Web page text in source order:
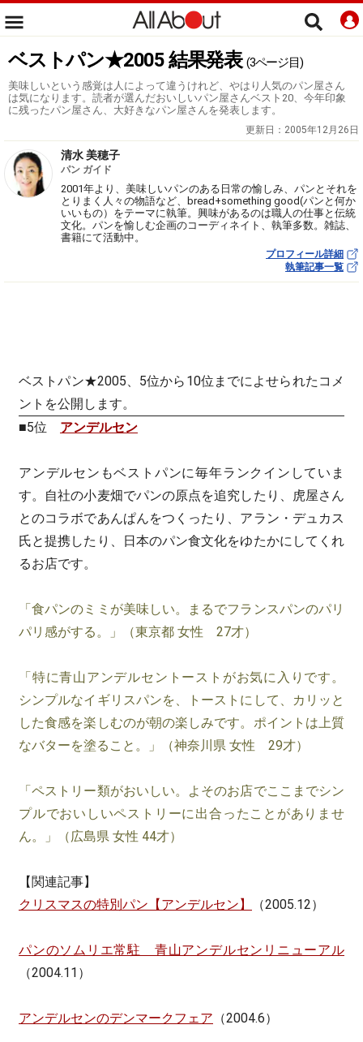
ベストパン★2005 結果発表 (3ページ目)
美味しいという感覚は人によって違うけれど、やはり人気のパン屋さん
は気になります。読者が選んだおいしいパン屋さんベスト20、今年印象
に残ったパン屋さん、大好きなパン屋さんを発表します。
更新日： 2005年12月26日
清水 美穂子
パン ガイド
2001年より、美味しいパンのある日常の愉しみ、パンとそれを
とりまく人々の物語など、bread+something good(パンと何か
いいもの）をテーマに執筆。興味があるのは職人の仕事と伝統
文化。パンを愉しむ企画のコーディネイト、執筆多数。雑誌、
書籍にて活動中。
プロフィール詳細
執筆記事一覧
ベストパン★2005、5位から10位までによせられたコメ
ントを公開します。
■5位 アンデルセン
アンデルセンもベストパンに毎年ランクインしていま
す。自社の小麦畑でパンの原点を追究したり、虎屋さん
とのコラボであんぱんをつくったり、アラン・デュカス
氏と提携したり、日本のパン食文化をゆたかにしてくれ
るお店です。
「食パンのミミが美味しい。まるでフランスパンのパリ
パリ感がする。」（東京都 女性 27才）
「特に青山アンデルセントーストがお気に入りです。
シンプルなイギリスパンを、トーストにして、カリッと
した食感を楽しむのが朝の楽しみです。ポイントは上質
なバターを塗ること。」（神奈川県 女性 29才）
「ペストリー類がおいしい。よそのお店でここまでシン
プルでおいしいペストリーに出合ったことがありませ
ん。」（広島県 女性 44才）
【関連記事】
クリスマスの特別パン【アンデルセン】
（2005.12）
パンのソムリエ常駐 青山アンデルセンリニューアル
（2004.11）
アンデルセンのデンマークフェア （2004.6）